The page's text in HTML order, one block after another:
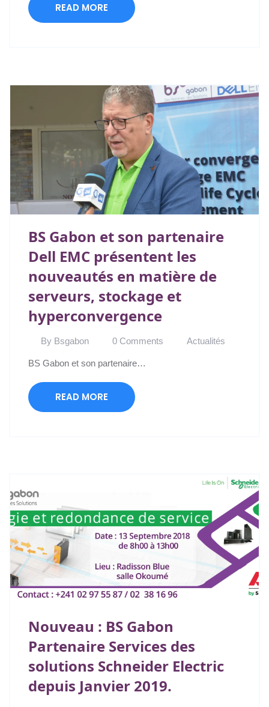
READ MORE
BS Gabon et son partenaire
Dell EMC présentent les
nouveautés en matière de
serveurs, stockage et
hyperconvergence
By Bsgabon 0 Comments Actualités
BS Gabon et son partenaire…
READ MORE
Nouveau : BS Gabon
Partenaire Services des
solutions Schneider Electric
depuis Janvier 2019.